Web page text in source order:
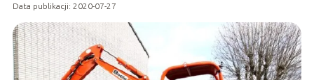
Data publikacji: 2020-07-27